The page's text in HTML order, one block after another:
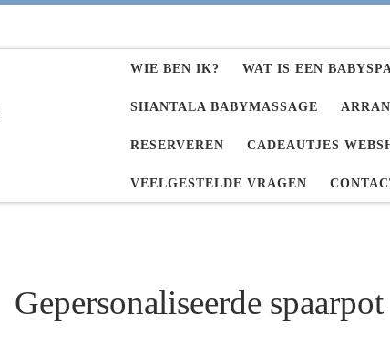
WIE BEN IK? WAT IS EEN
SHANTALA BABYMASSAGE
RESERVEREN CADEAUTJES
VEELGESTELDE VRAGEN
Gepersonaliseerde spaarpot